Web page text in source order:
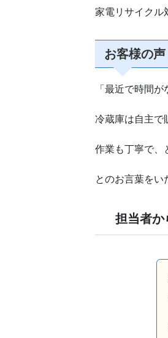
家電リサイクル
お客様の
「最近で時間
冷蔵庫は自主で
作業も丁寧で、
とのお言葉をい
担当者か